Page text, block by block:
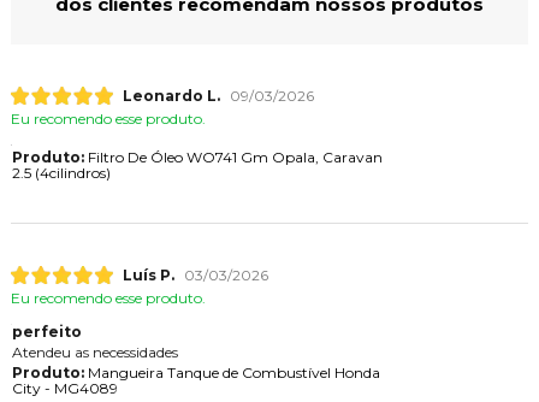
Leonardo L.
09/03/2026
Eu recomendo esse produto.
Produto:Filtro De Óleo WO741 Gm Opala, Caravan
2.5 (4cilindros)
Luís P.
03/03/2026
Eu recomendo esse produto.
perfeito
Atendeu as necessidades
Produto:Mangueira Tanque de Combustível Honda
City - MG4089